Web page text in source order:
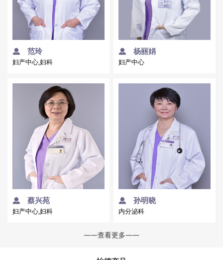
范玲
妇产中心,妇科
杨丽娟
妇产中心
蔡兴苑
妇产中心,妇科
孙明晓
内分泌科
——查看更多——